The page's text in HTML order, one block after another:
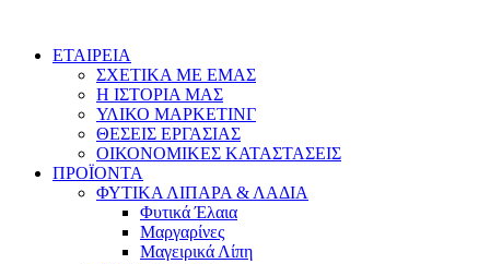
contentΕΤΑΙΡΕΙΑ
ΣΧΕΤΙΚΑ ΜΕ ΕΜΑΣ
Η ΙΣΤΟΡΙΑ ΜΑΣ
ΥΛΙΚΟ ΜΑΡΚΕΤΙΝΓ
ΘΕΣΕΙΣ ΕΡΓΑΣΙΑΣ
ΟΙΚΟΝΟΜΙΚΕΣ ΚΑΤΑΣΤΑΣΕΙΣ
ΠΡΟΪΟΝΤΑ
ΦΥΤΙΚΑ ΛΙΠΑΡΑ & ΛΑΔΙΑ
Φυτικά Έλαια
Μαργαρίνες
Μαγειρικά Λίπη